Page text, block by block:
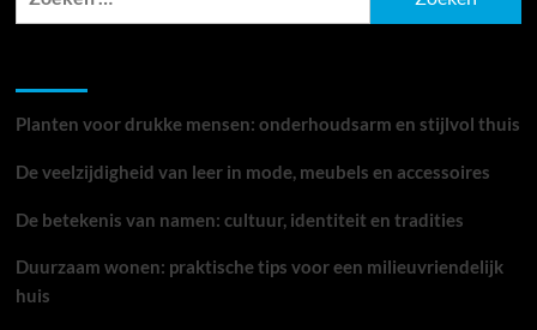
Planten voor drukke mensen: onderhoudsarm en stijlvol thuis
De veelzijdigheid van leer in mode, meubels en accessoires
De betekenis van namen: cultuur, identiteit en tradities
Duurzaam wonen: praktische tips voor een milieuvriendelijk
huis